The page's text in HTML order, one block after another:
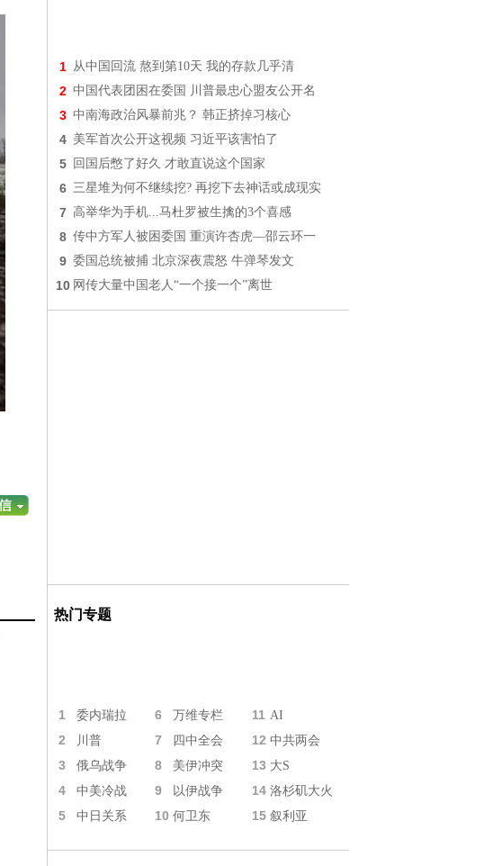
1 从中国回流 熬到第10天 我的存款几乎清
2 中国代表团困在委国 川普最忠心盟友公开名
3 中南海政治风暴前兆？ 韩正挤掉习核心
4 美军首次公开这视频 习近平该害怕了
5 回国后憋了好久 才敢直说这个国家
6 三星堆为何不继续挖? 再挖下去神话或成现实
7 高举华为手机...马杜罗被生擒的3个喜感
8 传中方军人被困委国 重演许杏虎—邵云环一
9 委国总统被捕 北京深夜震怒 牛弹琴发文
10 网传大量中国老人“一个接一个”离世
热门专题
1 委内瑞拉 6 万维专栏 11 AI
2 川普 7 四中全会 12 中共两会
3 俄乌战争 8 美伊冲突 13 大S
4 中美冷战 9 以伊战争 14 洛杉矶大火
5 中日关系 10 何卫东 15 叙利亚